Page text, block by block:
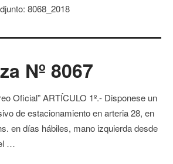
8068_2018
Nº 8067
Oficial” ARTÍCULO 1º.- Disponese un
de estacionamiento en arteria 28, en
en días hábiles, mano izquierda desde
…